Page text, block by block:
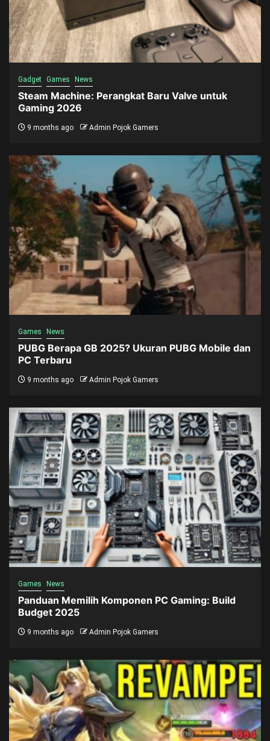
Gadget Games News
Steam Machine: Perangkat Baru Valve untuk
Gaming 2026
9 months ago Admin Pojok Gamers
Games News
PUBG Berapa GB 2025? Ukuran PUBG Mobile dan
PC Terbaru
9 months ago Admin Pojok Gamers
Games News
Panduan Memilih Komponen PC Gaming: Build
Budget 2025
9 months ago Admin Pojok Gamers